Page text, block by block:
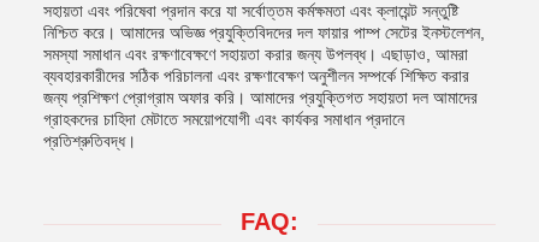
সহায়তা এবং পরিষেবা প্রদান করে যা সর্বোত্তম কর্মক্ষমতা এবং ক্লায়েন্ট সন্তুষ্টি
নিশ্চিত করে। আমাদের অভিজ্ঞ প্রযুক্তিবিদদের দল ফায়ার পাম্প সেটের ইনস্টলেশন,
সমস্যা সমাধান এবং রক্ষণাবেক্ষণে সহায়তা করার জন্য উপলব্ধ। এছাড়াও, আমরা
ব্যবহারকারীদের সঠিক পরিচালনা এবং রক্ষণাবেক্ষণ অনুশীলন সম্পর্কে শিক্ষিত করার
জন্য প্রশিক্ষণ প্রোগ্রাম অফার করি। আমাদের প্রযুক্তিগত সহায়তা দল আমাদের
গ্রাহকদের চাহিদা মেটাতে সময়োপযোগী এবং কার্যকর সমাধান প্রদানে
প্রতিশ্রুতিবদ্ধ।
FAQ: